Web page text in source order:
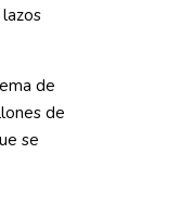
de
de
se